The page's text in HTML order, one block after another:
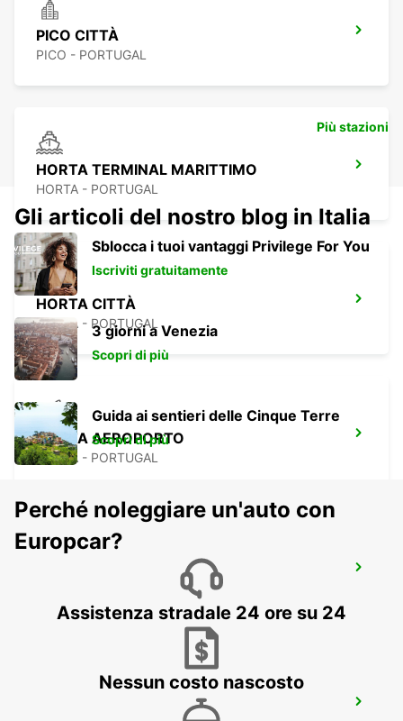
PICO CITTÀ
PICO - PORTUGAL
HORTA TERMINAL MARITTIMO
HORTA - PORTUGAL
HORTA CITTÀ
HORTA - PORTUGAL
HORTA AEROPORTO
HORTA - PORTUGAL
ANGRA DO HEROÍSMO CITTÀ
ANGRA DO HEROISMO - PORTUGAL
ANGRA DO HEROÍSMO AEROPORTO
Più stazioni
Gli articoli del nostro blog in Italia
Sblocca i tuoi vantaggi Privilege For You
Iscriviti gratuitamente
3 giorni a Venezia
Scopri di più
Guida ai sentieri delle Cinque Terre
Scopri di più
Perché noleggiare un'auto con
Europcar?
Assistenza stradale 24 ore su 24
Nessun costo nascosto